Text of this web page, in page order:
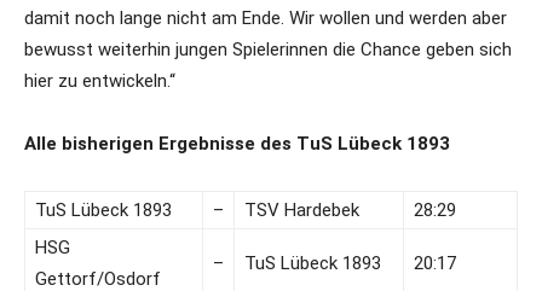
damit noch lange nicht am Ende. Wir wollen und werden aber
bewusst weiterhin jungen Spielerinnen die Chance geben sich
hier zu entwickeln.“
Alle bisherigen Ergebnisse des TuS Lübeck 1893
TuS Lübeck 1893 – TSV Hardebek
28:29
HSG
Gettorf/Osdorf
– TuS Lübeck 1893 20:17